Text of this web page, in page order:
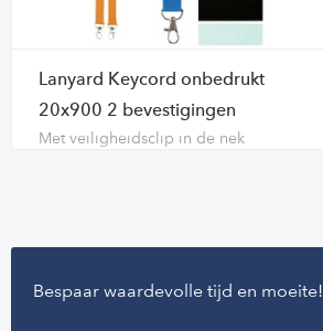
Lanyard Keycord onbedrukt
20x900 2 bevestigingen
Met veiligheidsclip in de nek
Bespaar waardevolle tijd en moeite!